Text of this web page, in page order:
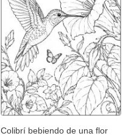
Colibrí bebiendo de una flor